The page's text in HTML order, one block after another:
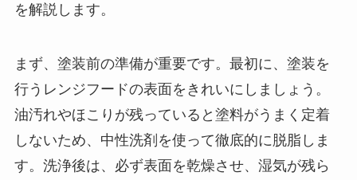
を解説します。
まず、塗装前の準備が重要です。最初に、塗装を
行うレンジフードの表面をきれいにしましょう。
油汚れやほこりが残っていると塗料がうまく定着
しないため、中性洗剤を使って徹底的に脱脂しま
す。洗浄後は、必ず表面を乾燥させ、湿気が残ら